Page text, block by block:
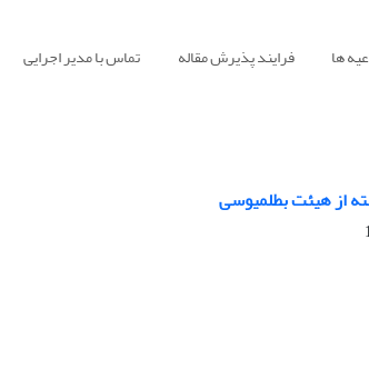
ها فرایند پذیرش مقاله تماس با مدیر اجرایی
از هیئت بطلمیوسی